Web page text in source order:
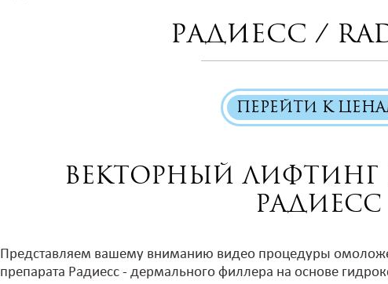
РАДИЕСС /
ПЕРЕЙТИ К
Векторный лифтинг
Радиесс
Представляем вашему вниманию видео процедуры
препарата Радиесс - дермального филлера на основе